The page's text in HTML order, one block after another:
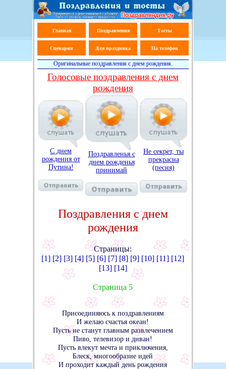
Главная Поздравления Тосты
Сценарии Для праздника На телефон
Оригинальные поздравления с днем рождения.
Голосовые поздравления с днем
рождения
С днем
рождения от
Путина!
Поздравленья с
днем рожденья
принимай
Не секрет, ты
прекрасна
(песня)
Поздравления с днем
рождения
Страницы:
[1] [2] [3] [4] [5] [6] [7] [8] [9] [10] [11] [12]
[13] [14]
Страница 5
Присоединяюсь к поздравлениям
И желаю счастья океан!
Пусть не станут главным развлечением
Пиво, телевизор и диван!
Пусть влекут мечта и приключения,
Блеск, многообразие идей
И проходит каждый день рождения